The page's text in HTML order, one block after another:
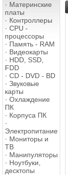
· Материнские
платы
· Контроллеры
· CPU -
процессоры
· Память - RAM
· Видеокарты
· HDD, SSD,
FDD
· CD - DVD - BD
· Звуковые
карты
· Охлаждение
ПК
· Корпуса ПК
·
Электропитание
· Мониторы и
ТВ
· Манипуляторы
· Ноутбуки,
десктопы